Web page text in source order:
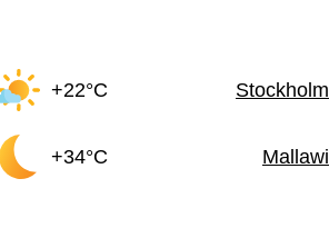
+22°C Stockholm
+34°C Mallawi